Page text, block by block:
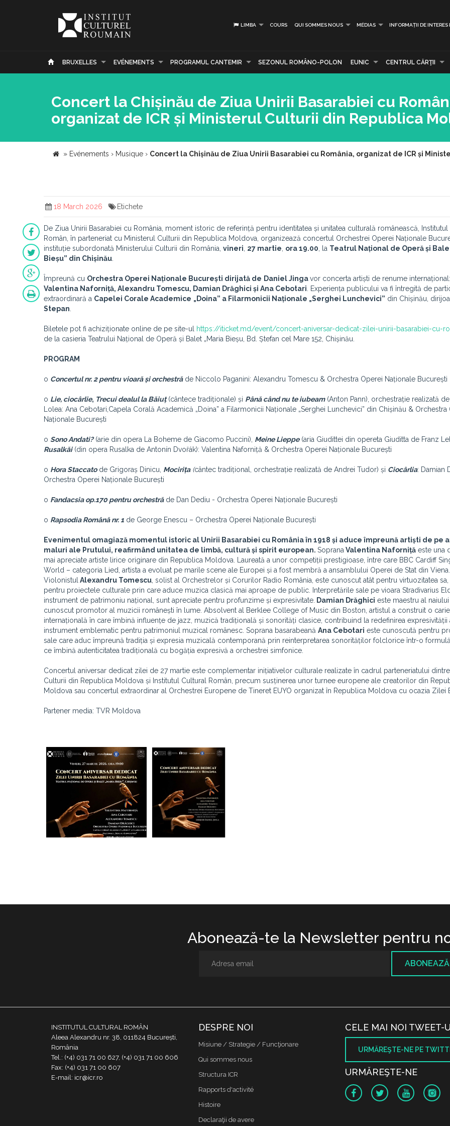
LIMBA COURS QUI SOMMES NOUS MÉDIAS INFORMAȚII DE INTERES
BRUXELLES EVÉNEMENTS PROGRAMUL CANTEMIR SEZONUL ROMÂNO-POLON EUNIC CENTRUL CĂRŢII
Concert la Chișinău de Ziua Unirii Basarabiei cu
organizat de ICR și Ministerul Culturii din Republica
» Evénements › Musique › Concert la Chișinău de Ziua Unirii Basarabiei cu România, organizat de ICR și
18 March 2026 Etichete
De Ziua Unirii Basarabiei cu România, moment istoric de referință pentru identitatea și unitatea culturală românească, Institutul
Român, în parteneriat cu Ministerul Culturii din Republica Moldova, organizează concertul Orchestrei Operei Naționale
instituție subordonată Ministerului Culturii din România, vineri 27 martie ora 19.00 , la Teatrul Național de Operă și
Bieșu” din Chișinău
Împreună cu Orchestra Operei Naționale București dirijată de Daniel Jingavor concerta artiști de renume internațional:
Valentina Naforniță, Alexandru Tomescu, Damian Drăghici și Ana Cebotari . Experiența publicului va fi întregită de
extraordinară a Capelei Corale Academice „ Doina” a Filarmonicii Naționale „Serghei Lunchevici” din Chișinău,
Stepan
Biletele pot fi achiziționate online de pe site-ul https://iticket.md/event/concert-aniversar-dedicat-zilei-unirii-basarabiei-cu-
de la casieria Teatrului Național de Operă și Balet „Maria Bieșu, Bd. Ștefan cel Mare 152, Chișinău.
PROGRAM
o Concertul nr. 2 pentru vioară și orchestrăde Niccolo Paganini: Alexandru Tomescu & Orchestra Operei Naționale București
o Lie, ciocârlie, Trecui dealul la Băiuț(cântece tradiționale) și Până când nu te iubeam(Anton Pann), orchestrație realizată de
Lolea: Ana Cebotari,Capela Corală Academică „Doina” a Filarmonicii Naționale „Serghei Lunchevici” din Chișinău & Orchestra
Naționale București
o Sono Andati?(arie din opera La Boheme de Giacomo Puccini), Meine Lieppe(aria Giudittei din opereta Giuditta de Franz
Rusalkăi(din opera Rusalka de Antonín Dvořák): Valentina Naforniță & Orchestra Operei Naționale București
o Hora Staccatode Grigoraș Dinicu, Mocirița(cântec tradițional, orchestrație realizată de Andrei Tudor) și Ciocârlia: Damian
Orchestra Operei Naționale București
o Fandacsia op.170 pentru orchestrăde Dan Dediu - Orchestra Operei Naționale București
o Rapsodia Română nr. 1 de George Enescu – Orchestra Operei Naționale București
Evenimentul omagiază momentul istoric al Unirii Basarabiei cu România în 1918 și aduce împreună artiști de pe
maluri ale Prutului, reafirmând unitatea de limbă, cultură și spirit european. Soprana Valentina Naforniță este una
mai apreciate artiste lirice originare din Republica Moldova. Laureată a unor competiții prestigioase, între care BBC Cardiff
World – categoria Lied, artista a evoluat pe marile scene ale Europei și a fost membră a ansamblului Operei de Stat din Viena.
Violonistul Alexandru Tomescu , solist al Orchestrelor și Corurilor Radio România, este cunoscut atât pentru virtuozitatea sa,
pentru proiectele culturale prin care aduce muzica clasică mai aproape de public. Interpretările sale pe vioara Stradivarius
instrument de patrimoniu național, sunt apreciate pentru profunzime și expresivitate. Damian Drăghici este maestru al naiului
cunoscut promotor al muzicii românești în lume. Absolvent al Berklee College of Music din Boston, artistul a construit o
internațională în care îmbină influențe de jazz, muzică tradițională și sonorități clasice, contribuind la redefinirea expresivității
instrument emblematic pentru patrimoniul muzical românesc. Soprana basarabeană Ana Cebotari este cunoscută pentru
sale care aduc împreună tradiția și expresia muzicală contemporană prin reinterpretarea sonorităților folclorice într-o
ce îmbină autenticitatea tradițională cu bogăția expresivă a orchestrei simfonice.
Concertul aniversar dedicat zilei de 27 martie este complementar inițiativelor culturale realizate în cadrul parteneriatului dintre
Culturii din Republica Moldova și Institutul Cultural Român, precum susținerea unor turnee europene ale creatorilor din
Moldova sau concertul extraordinar al Orchestrei Europene de Tineret EUYO organizat în Republica Moldova cu ocazia Zilei
Partener media: TVR Moldova
Abonează-te la Newsletter pentru
INSTITUTUL CULTURAL ROMÂN
Aleea Alexandru nr. 38, 011824 București,
România
Tel.: (+4) 031 71 00 627, (+4) 031 71 00 606
Fax: (+4) 031 71 00 607
E-mail: icr@icr.ro
DESPRE NOI
Misiune / Strategie / Funcţionare
Qui sommes nous
Structura ICR
Rapports d'activité
Histoire
Declaraţii de avere
CELE MAI NOI TWEET-
URMĂREŞTE-NE PE
URMĂREŞTE-NE